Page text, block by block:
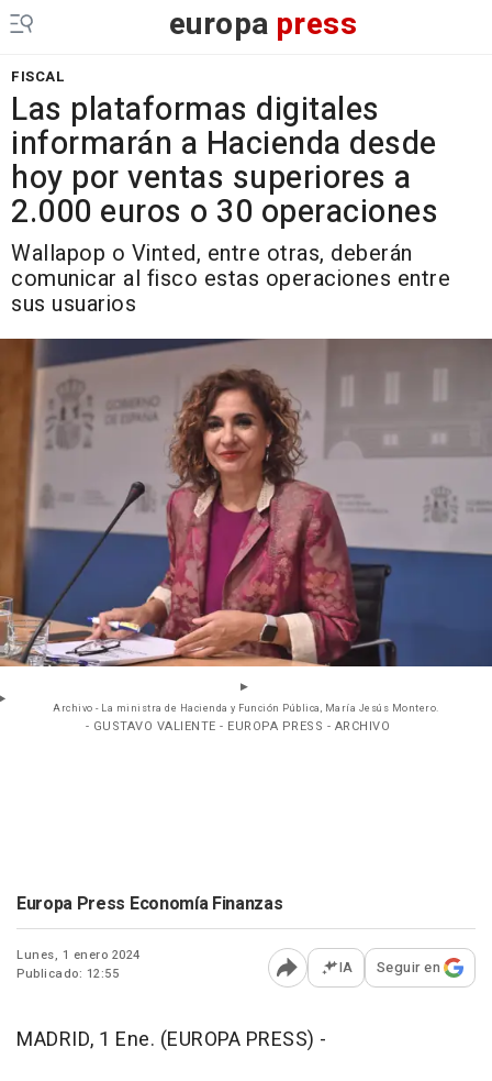
europa press
FISCAL
Las plataformas digitales
informarán a Hacienda desde
hoy por ventas superiores a
2.000 euros o 30 operaciones
Wallapop o Vinted, entre otras, deberán
comunicar al fisco estas operaciones entre
sus usuarios
Archivo - La ministra de Hacienda y Función Pública, María Jesús Montero.
- GUSTAVO VALIENTE - EUROPA PRESS - ARCHIVO
Europa Press Economía Finanzas
Lunes, 1 enero 2024
Publicado: 12:55
Abrir opciones para
IA Seguir en
MADRID, 1 Ene. (EUROPA PRESS) -